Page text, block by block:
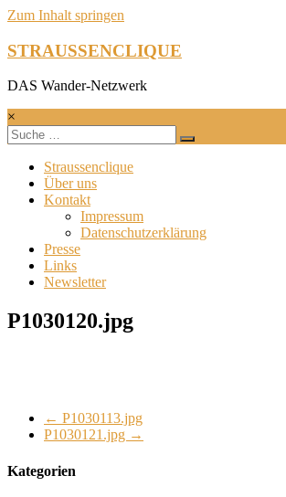
Zum Inhalt springen
STRAUSSENCLIQUE
DAS Wander-Netzwerk
×
Straussenclique
Über uns
Kontakt
Impressum
Datenschutzerklärung
Presse
Links
Newsletter
P1030120.jpg
← P1030113.jpg
P1030121.jpg →
Kategorien